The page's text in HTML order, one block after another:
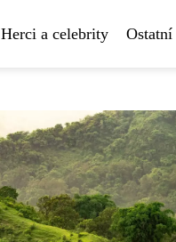
Herci a celebrity Ostatní